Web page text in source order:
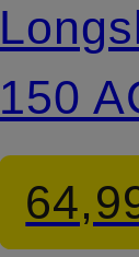
150